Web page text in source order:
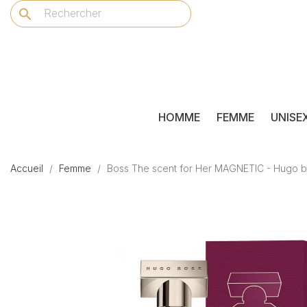
search
HOMME FEMME
Accueil Femme Boss The scent for Her MAGNETIC - Hugo